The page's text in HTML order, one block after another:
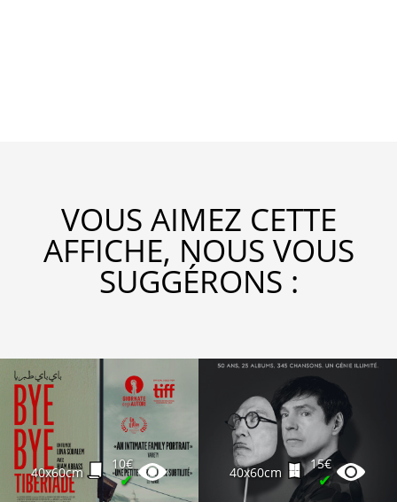
VOUS AIMEZ CETTE
AFFICHE, NOUS VOUS
SUGGÉRONS :
40x60cm
10€
✔ 40x60cm
15€
✔